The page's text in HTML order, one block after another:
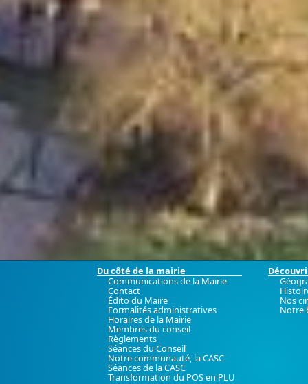
Du côté de la mairie
Communications de la Mairie
Contact
Édito du Maire
Formalités administratives
Horaires de la Mairie
Membres du conseil
Règlements
Séances du Conseil
Notre communauté, la CASC
Séances de la CASC
Transformation du POS en PLU
Nos
Notre